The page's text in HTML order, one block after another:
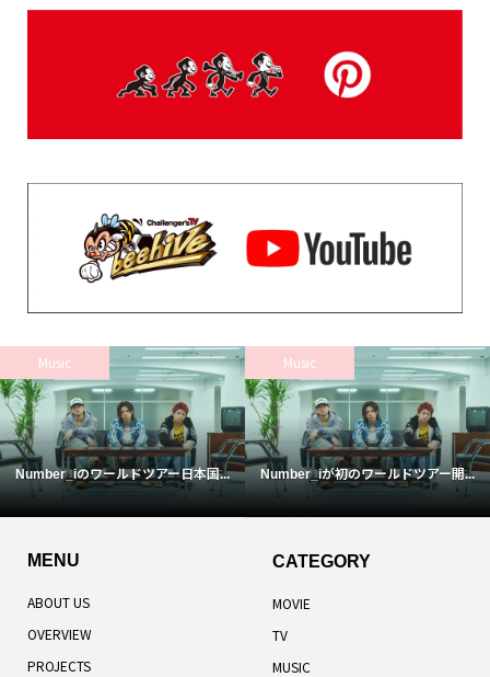
Music
Number_iのワールドツアー日本国...
Music
Number_iが初のワールドツアー開...
MENU
ABOUT US
OVERVIEW
PROJECTS
CATEGORY
MOVIE
TV
MUSIC